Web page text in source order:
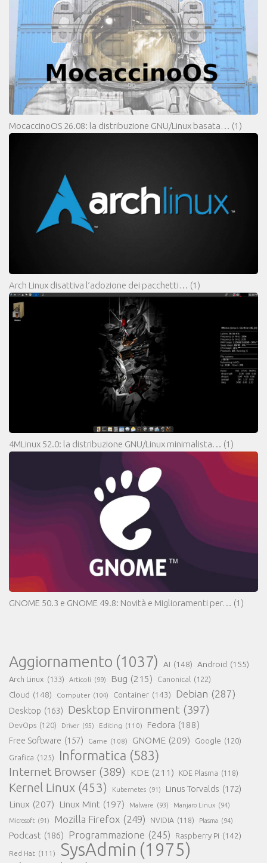
MocaccinoOS 26.08: la distribuzione GNU/Linux basata… (1)
Arch Linux disattiva l’adozione dei pacchetti… (1)
4MLinux 52.0: la distribuzione GNU/Linux minimalista… (1)
GNOME 50.3 e GNOME 49.8: Novità e Miglioramenti per… (1)
Aggiornamento (1037) AI (148) Android (155)
Arch Linux (133) Articoli (99) Bug (215) Canonical (122)
Cloud (148) Computer (104) Container (143) Debian (287)
Desktop (163) Desktop Environment (397)
DevOps (120) Driver (95) Editing (110) Fedora (188)
Free Software (157) Game (108) GNOME (209) Google (120)
Grafica (125) Informatica (583)
Internet Browser (389) KDE (211) KDE Plasma (118)
Kernel Linux (453) Kubernetes (91) Linus Torvalds (172)
Linux (207) Linux Mint (197) Malware (93) Manjaro Linux (94)
Microsoft (91) Mozilla Firefox (249) NVIDIA (118) Plasma (94)
Podcast (186) Programmazione (245) Raspberry Pi (142)
Red Hat (111) SysAdmin (1975)